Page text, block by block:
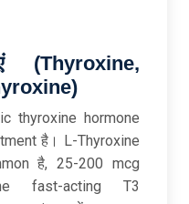
(Thyroxine,
thyroxine hormone
है। L-Thyroxine
है, 25-200 mcg
fast-acting T3